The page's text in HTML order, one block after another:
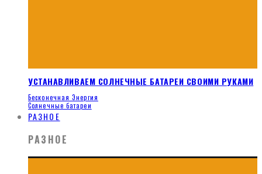
УСТАНАВЛИВАЕМ СОЛНЕЧНЫЕ БАТАРЕИ СВОИМИ РУКАМИ
Бесконечная Энергия
Солнечные батареи
РАЗНОЕ
РАЗНОЕ